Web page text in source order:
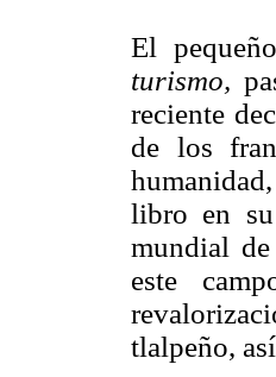
El
turismo,
reciente
de los
libro en
mundial
este
tlalpeño,